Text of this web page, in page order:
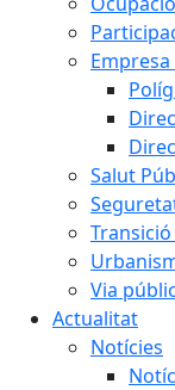
Salut
Via
Actualitat
Notícies